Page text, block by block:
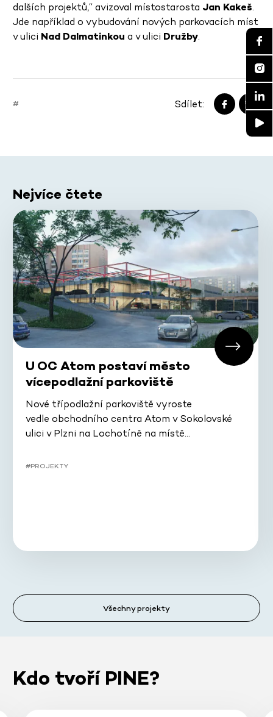
dalších projektů,“ avizoval místostarosta Jan Kakeš.
Jde například o vybudování nových parkovacích míst
v ulici Nad Dalmatinkou a v ulici Družby.
# Sdílet:
Nejvíce čtete
U OC Atom postaví město
vícepodlažní parkoviště
Nové třípodlažní parkoviště vyroste
vedle obchodního centra Atom v Sokolovské
ulici v Plzni na Lochotíně na místě…
#PROJEKTY
Všechny projekty
Kdo tvoří PINE?